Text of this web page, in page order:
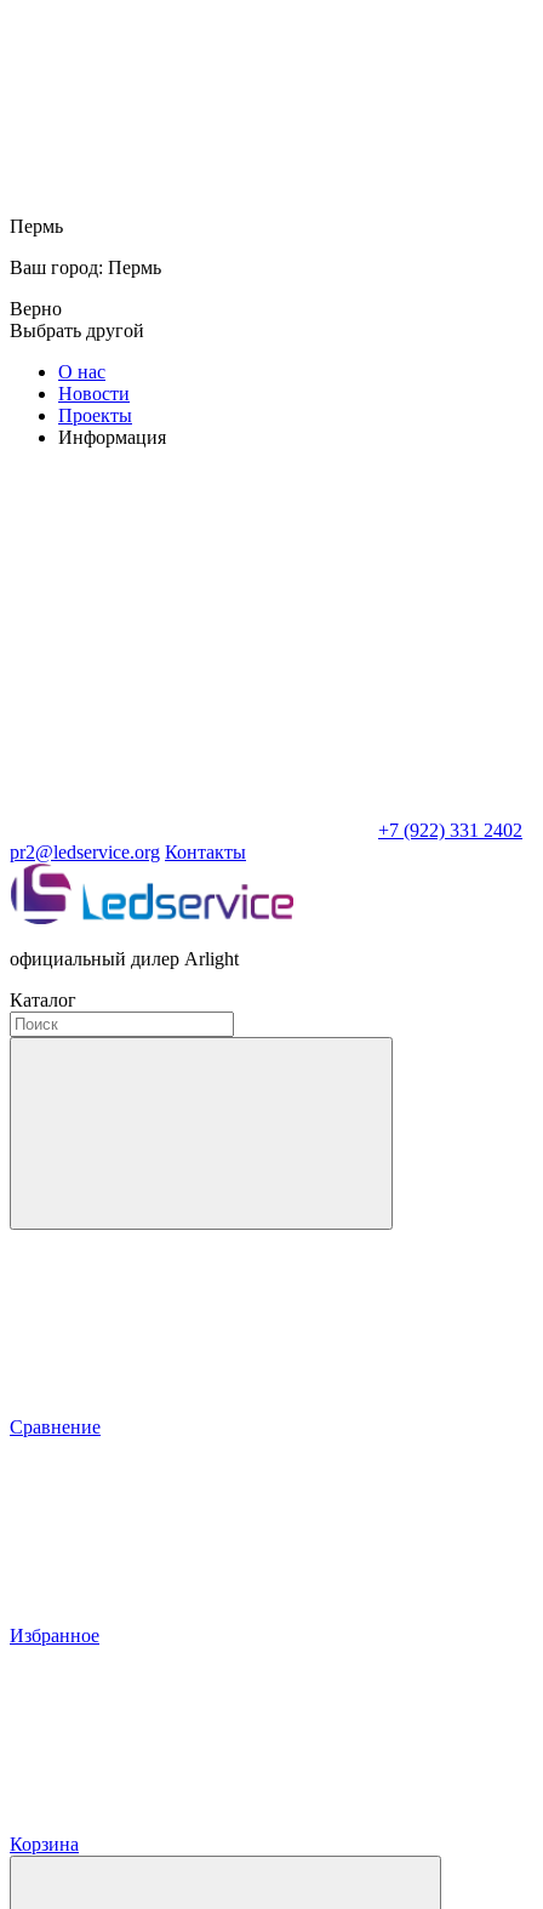
Пермь
Ваш город: Пермь
Верно
Выбрать другой
О нас
Новости
Проекты
Информация
+7 (922) 331 2402
pr2@ledservice.org Контакты
официальный дилер Arlight
Каталог
Сравнение
Избранное
Корзина